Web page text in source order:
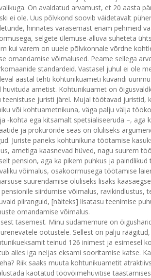
On avaldatud arvamust, et 20 aasta
ei ole. Uus põlvkond soovib väidetavalt
hinnates varasemast enam pehmeid
selgete ülemuse-alluva suheteta
kui varem on uuele põlvkonnale võrdne
omandamise võimalused. Peame sellega
standardeid. Vastasel juhul ei ole
aastal tehti kohtunikuameti kuvandi
huvituda ametist. Kohtunikuamet on
teenistuse juristi järel. Mujal töötavad
või kohtuametnikuna, väga palju välja
‑kohta ega kitsamalt spetsialiseeruda –,
ja prokuröride seas on oluliseks
Juriste paneks kohtunikuna töötamise
ametiga kaasnevad hüved, nagu suurem
pension, aga ka pikem puhkus ja
võimalus, osakoormusega töötamise
suurendamise oluliseks lisaks
siirdumise võimalus, ravikindlustus,
piiranguid, [näiteks] lisatasu teenimise
omandamise võimalus.
tasemest. Minu südamemure on
ootustele. Sellest on palju
teinud 126 inimest ja esimesel
alles iga neljas eksami sooritamise katse.
Riik saaks muuta kohtunikuametit
kaotatud töövõimehüvitise